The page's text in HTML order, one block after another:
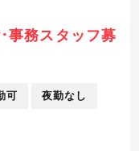
事務スタッフ募
可 夜勤なし